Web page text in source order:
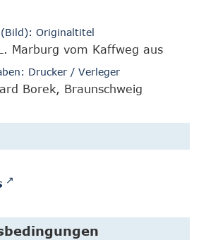
Originaltitel
Marburg vom Kaffweg aus
Drucker / Verleger
Borek, Braunschweig